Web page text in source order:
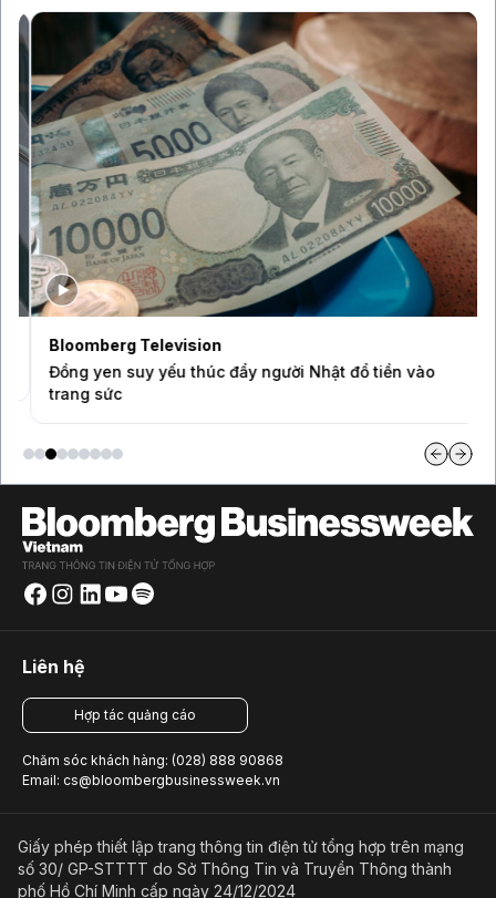
Bloomberg Television
Đồng yen suy yếu thúc đẩy người Nhật đổ tiền vào
trang sức
Liên hệ
Hợp tác quảng cáo
Chăm sóc khách hàng: (028) 888 90868
Email: cs@bloombergbusinessweek.vn
Giấy phép thiết lập trang thông tin điện tử tổng hợp trên mạng
số 30/ GP-STTTT do Sở Thông Tin và Truyền Thông thành
phố Hồ Chí Minh cấp ngày 24/12/2024